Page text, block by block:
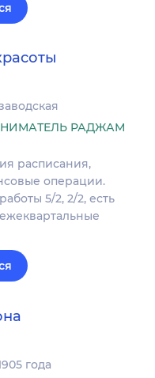
РАДЖАМ
расписания,
операции.
5/2, 2/2, есть
года